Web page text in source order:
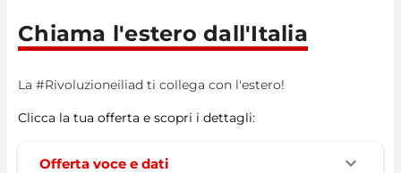
Chiama l'estero dall'Italia
La #Rivoluzioneiliad ti collega con l'estero!
Clicca la tua offerta e scopri i dettagli:
Offerta voce e dati